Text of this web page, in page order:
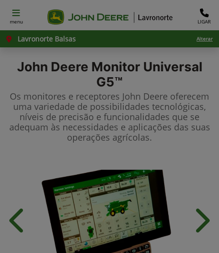
menu LIGAR
Lavronorte Balsas Alterar
John Deere Monitor Universal
G5™
Os monitores e receptores John Deere oferecem
uma variedade de possibilidades tecnológicas,
níveis de precisão e funcionalidades que se
adequam às necessidades e aplicações das suas
operações agrícolas.
Anterior